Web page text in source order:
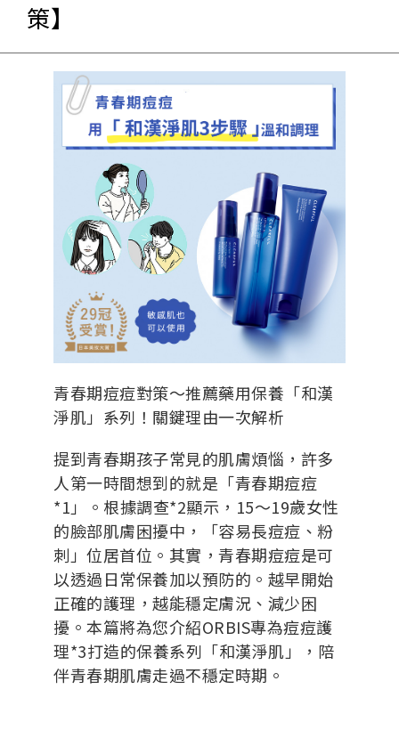
策】
青春期痘痘對策～推薦藥用保養「和漢
淨肌」系列！關鍵理由一次解析
提到青春期孩子常見的肌膚煩惱，許多
人第一時間想到的就是「青春期痘痘
*1」。根據調查*2顯示，15～19歲女性
的臉部肌膚困擾中，「容易長痘痘、粉
刺」位居首位。其實，青春期痘痘是可
以透過日常保養加以預防的。越早開始
正確的護理，越能穩定膚況、減少困
擾。本篇將為您介紹ORBIS專為痘痘護
理*3打造的保養系列「和漢淨肌 」，陪
伴青春期肌膚走過不穩定時期。